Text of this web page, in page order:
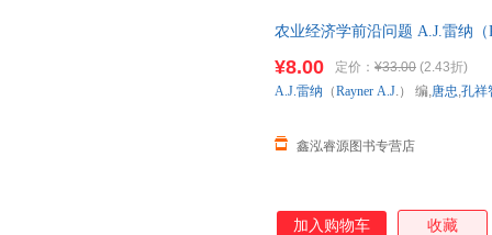
农业经济学前沿问题 A.J.雷纳
¥8.00 定价： ¥33.00 (2.43折)
鑫泓睿源图书专营店
A.J.雷纳 （Rayner A.J.） 编,唐忠,孔祥
加入购物车 收藏